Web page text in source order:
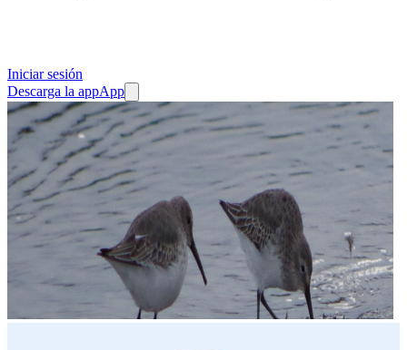
Iniciar sesión
Descarga la appApp